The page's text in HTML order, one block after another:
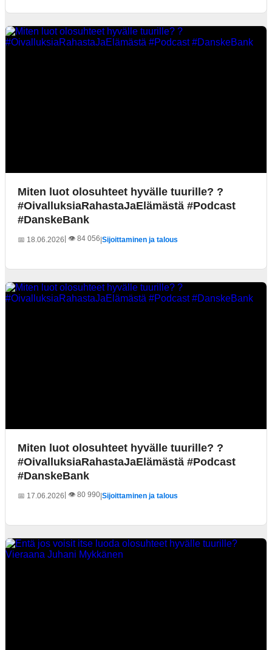
Miten luot olosuhteet hyvälle tuurille? ?
#OivalluksiaRahastaJaElämästä #Podcast
#DanskeBank
📅 18.06.2026 | 👁️ 84 056|Sijoittaminen ja talous
Miten luot olosuhteet hyvälle tuurille? ?
#OivalluksiaRahastaJaElämästä #Podcast
#DanskeBank
📅 17.06.2026 | 👁️ 80 990|Sijoittaminen ja talous